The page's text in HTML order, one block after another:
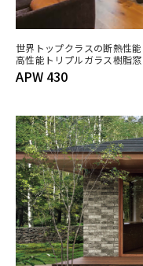
世界トップクラスの断熱性能
高性能トリプルガラス樹脂窓
APW 430